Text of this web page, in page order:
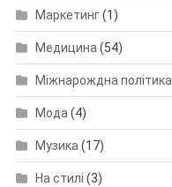
Маркетинг(1)
Медицина (54)
Міжнарождна політика
Мода (4)
Музика (17)
На стилі (3)